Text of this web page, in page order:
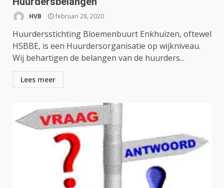
HVB februari 28, 2020
Huurdersstichting Bloemenbuurt Enkhuizen, oftewel
HSBBE, is een Huurdersorganisatie op wijkniveau.
Wij behartigen de belangen van de huurders...
Lees meer